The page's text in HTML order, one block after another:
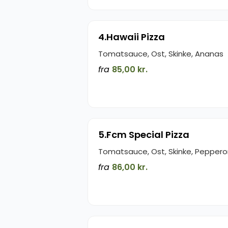
4.Hawaii Pizza
Tomatsauce, Ost, Skinke, Ananas
fra 85,00 kr.
5.Fcm Special Pizza
Tomatsauce, Ost, Skinke,
fra 86,00 kr.